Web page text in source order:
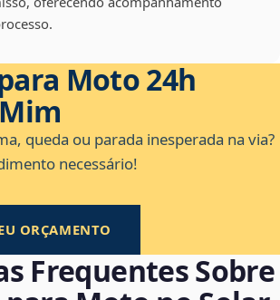
Moto 24h
queda ou parada inesperada na via?
necessário!
ORÇAMENTO
Frequentes Sobre